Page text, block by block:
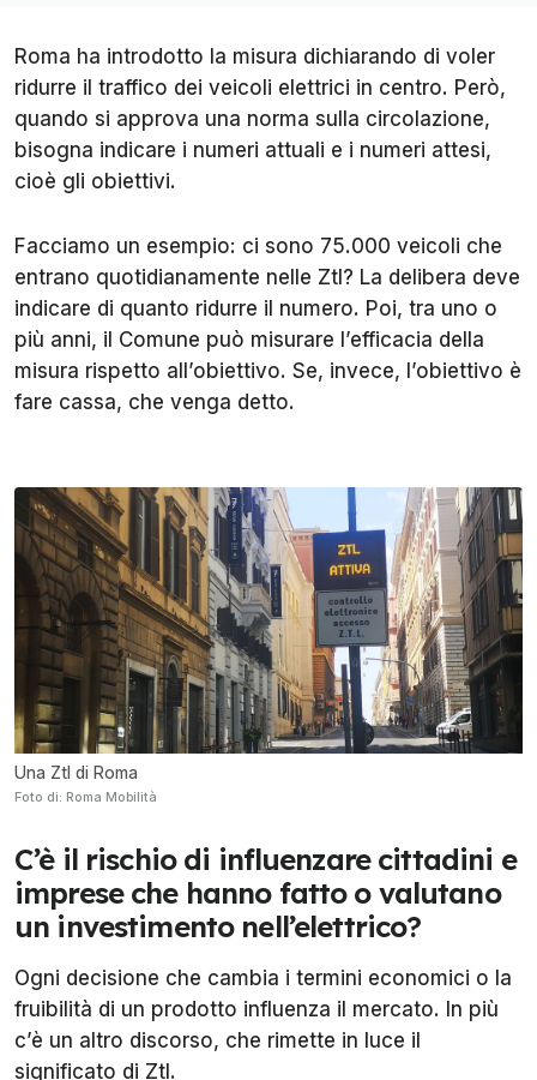
Roma ha introdotto la misura dichiarando di voler
ridurre il traffico dei veicoli elettrici in centro. Però,
quando si approva una norma sulla circolazione,
bisogna indicare i numeri attuali e i numeri attesi,
cioè gli obiettivi.
Facciamo un esempio: ci sono 75.000 veicoli che
entrano quotidianamente nelle Ztl? La delibera deve
indicare di quanto ridurre il numero. Poi, tra uno o
più anni, il Comune può misurare l’efficacia della
misura rispetto all’obiettivo. Se, invece, l’obiettivo è
fare cassa, che venga detto.
Una Ztl di Roma
Foto di: Roma Mobilità
C’è il rischio di influenzare cittadini e
imprese che hanno fatto o valutano
un investimento nell’elettrico?
Ogni decisione che cambia i termini economici o la
fruibilità di un prodotto influenza il mercato. In più
c’è un altro discorso, che rimette in luce il
significato di Ztl.